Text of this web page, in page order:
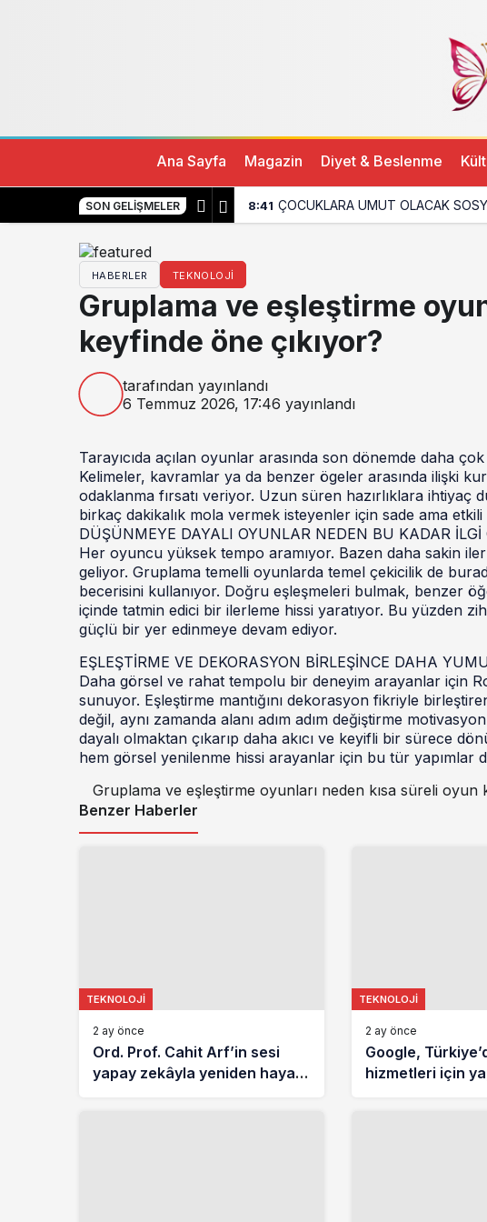
Ana Sayfa Magazin Diyet & Beslenme
SON GELIŞMELER 8:41 ÇOCUKLARA UMUT OLACAK
HABERLER TEKNOLOJI
Gruplama ve eşleştirme
keyfinde öne çıkıyor?
tarafından yayınlandı
6 Temmuz 2026, 17:46 yayınlandı
Tarayıcıda açılan oyunlar arasında son dönemde daha
Kelimeler, kavramlar ya da benzer ögeler arasında ilişki
odaklanma fırsatı veriyor. Uzun süren hazırlıklara
birkaç dakikalık mola vermek isteyenler için sade ama
DÜŞÜNMEYE DAYALI OYUNLAR NEDEN BU KADAR İLGİ
Her oyuncu yüksek tempo aramıyor. Bazen daha sakin
geliyor. Gruplama temelli oyunlarda temel çekicilik de
becerisini kullanıyor. Doğru eşleşmeleri bulmak, benzer
içinde tatmin edici bir ilerleme hissi yaratıyor. Bu yüzden
güçlü bir yer edinmeye devam ediyor.
EŞLEŞTİRME VE DEKORASYON BİRLEŞİNCE DAHA
Daha görsel ve rahat tempolu bir deneyim arayanlar için
sunuyor. Eşleştirme mantığını dekorasyon fikriyle
değil, aynı zamanda alanı adım adım değiştirme
dayalı olmaktan çıkarıp daha akıcı ve keyifli bir sürece
hem görsel yenilenme hissi arayanlar için bu tür yapımlar
Gruplama ve eşleştirme oyunları neden kısa süreli oyun
Benzer Haberler
TEKNOLOJI
2 ay önce
Ord. Prof. Cahit Arf’in sesi
yapay zekâyla yeniden hayat
TEKNOLOJI
2 ay önce
Google,
hizmetleri için